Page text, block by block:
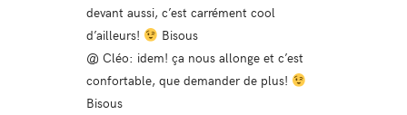
devant aussi, c’est carrément cool
d’ailleurs!
Bisous
@ Cléo: idem! ça nous allonge et c’est
confortable, que demander de plus!
Bisous